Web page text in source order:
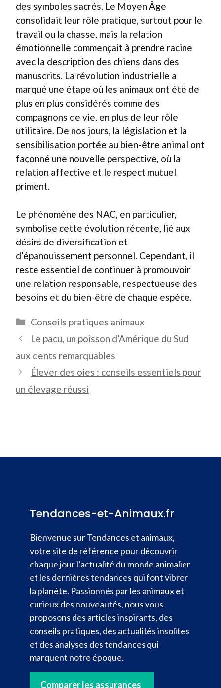
des symboles sacrés. Le Moyen Âge
consolidait leur rôle pratique, surtout pour le
travail ou la chasse, mais la relation
émotionnelle commençait à prendre racine
avec la description des chiens dans des
manuscrits. La révolution industrielle a
marqué une étape où les animaux ont été de
plus en plus considérés comme des
compagnons de vie, en plus de leur rôle
utilitaire. De nos jours, la législation et la
sensibilisation portée au bien-être animal ont
façonné une nouvelle perspective, où la
relation affective et le respect mutuel
priment.
Le phénomène des NAC, en particulier,
symbolise cette évolution récente, lié aux
désirs de diversification et
d’épanouissement personnel. Cependant, il
reste essentiel de continuer à promouvoir
une relation responsable, respectueuse des
besoins et du bien-être de chaque espèce.
Catégories
Conseils pratiques animaux
Le pacu, un poisson d’Amérique du Sud
aux dents remarquables
Élever des oies : conseils essentiels pour
un élevage réussi
Tendances-et-Animaux.fr
Bienvenue sur Tendances et animaux,
votre site de référence pour découvrir
chaque jour l’actualité du monde animalier
et les dernières tendances qui font vibrer
la planète. Passionnés par les animaux et
curieux des nouveautés, nous vous
proposons des articles inspirants, des
conseils pratiques, des actualités insolites
et des analyses des tendances qui
marquent notre époque.
Comparer les assurances